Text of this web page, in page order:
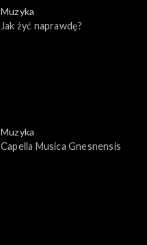
Muzyka
Jak żyć naprawdę?
Muzyka
Capella Musica Gnesnensis